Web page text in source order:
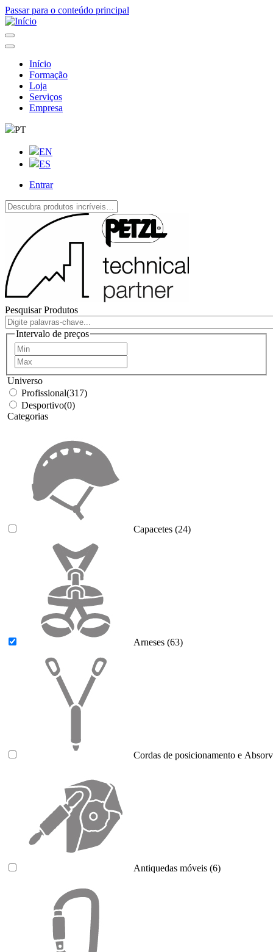
Passar para o conteúdo principal
Navegação
principal
Início
Formação
Loja
Serviços
Empresa
PT
EN
ES
account
Entrar
Pesquisar Produtos
Intervalo de preços
Universo
Profissional(317)
Desportivo(0)
Categorias
Capacetes (24)
Arneses (63)
Cordas de posicionamento e
Antiquedas móveis (6)